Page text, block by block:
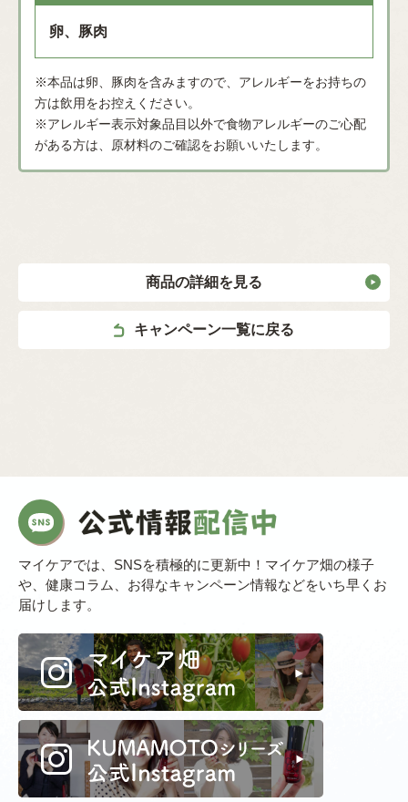
卵、豚肉
※本品は卵、豚肉を含みますので、アレルギーをお持ちの
方は飲用をお控えください。
※アレルギー表示対象品目以外で食物アレルギーのご心配
がある方は、原材料のご確認をお願いいたします。
商品の詳細を見る
キャンペーン一覧に戻る
マイケアでは、SNSを積極的に更新中！マイケア畑の様子
や、健康コラム、お得なキャンペーン情報などをいち早くお
届けします。